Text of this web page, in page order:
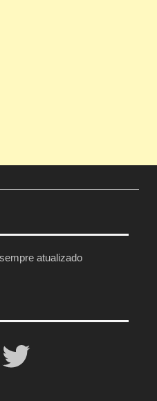
atualizado
Twitter